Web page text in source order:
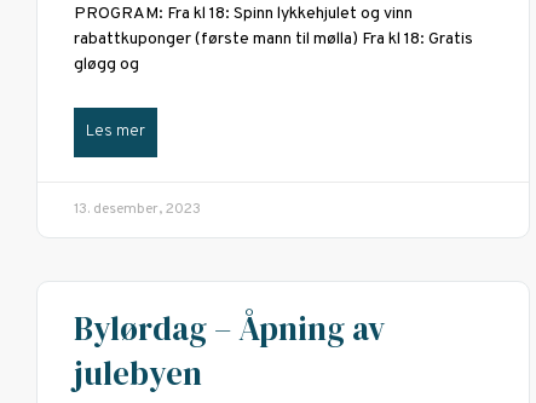
PROGRAM: Fra kl 18: Spinn lykkehjulet og vinn
rabattkuponger (første mann til mølla) Fra kl 18: Gratis
gløgg og
Les mer
13. desember, 2023
Bylørdag – Åpning av
julebyen